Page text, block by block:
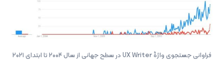
فراوانی جستجوی واژۀ UX Writer در سطح جهانی از سال ۲۰۰۴ تا ابتدای ۲۰۲۱